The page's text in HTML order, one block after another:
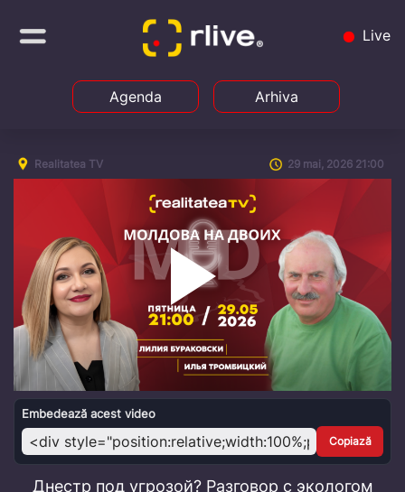
Live
Agenda Arhiva
Realitatea TV 29 mai, 2026 21:00
Play
Video
Embedează acest video
Copiază
Днестр под угрозой? Разговор с экологом